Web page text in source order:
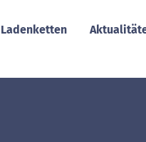
Ladenketten